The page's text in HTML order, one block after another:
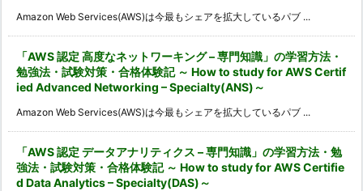
Amazon Web Services(AWS)は今最もシェアを拡大しているパブ ...
「AWS 認定 高度なネットワーキング – 専門知識」の学習方法・
勉強法・試験対策・合格体験記 ～ How to study for AWS Certif
ied Advanced Networking – Specialty(ANS)～
Amazon Web Services(AWS)は今最もシェアを拡大しているパブ ...
「AWS 認定 データアナリティクス – 専門知識」の学習方法・勉
強法・試験対策・合格体験記 ～ How to study for AWS Certifie
d Data Analytics – Specialty(DAS)～